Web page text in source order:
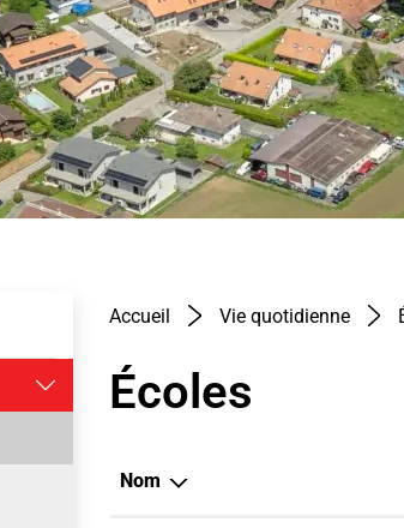
Accueil Vie quotidienne
Écoles
Nom